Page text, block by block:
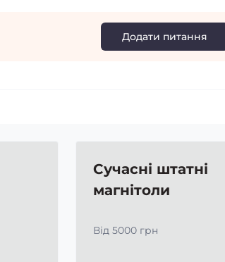
Додати питання
Сучасні штатні
магнітоли
Від 5000 грн